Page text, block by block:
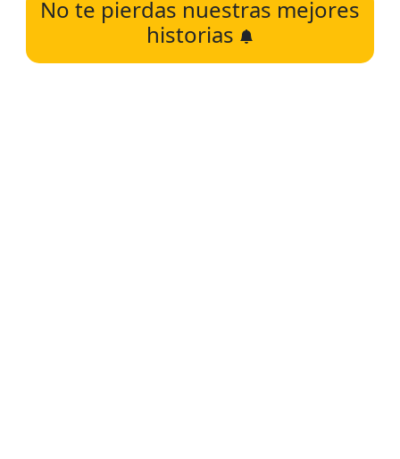
No te pierdas nuestras mejores
historias